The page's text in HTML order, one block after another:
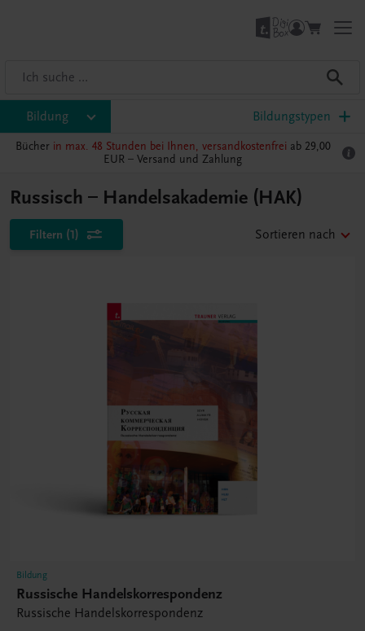
Bildung Bildungstypen
Bücher in max. 48 Stunden bei Ihnen, versandkostenfrei ab 29,00
EUR – Versand und Zahlung
Russisch – Handelsakademie (HAK)
Filtern (1) Sortieren nach
Bildung
Russische Handelskorrespondenz
Russische Handelskorrespondenz